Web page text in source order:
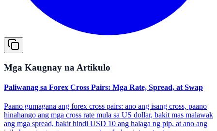
Mga Kaugnay na Artikulo
Paliwanag sa Forex Cross Pairs: Mga Rate, Spread, at Swap
Paano gumagana ang forex cross pairs: ano ang isang cross, paano
hinahango ang mga cross rate mula sa US dollar, bakit mas malawak
ang mga spread, bakit hindi USD 10 ang halaga ng pip, at ano ang